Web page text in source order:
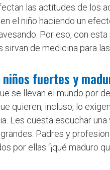
las actitudes de los
el niño haciendo un
Por eso, con
de medicina para
fuertes y
se llevan el mundo por
quieren, incluso, lo
Les cuesta escuchar
Padres y
por ellas “¡qué maduro